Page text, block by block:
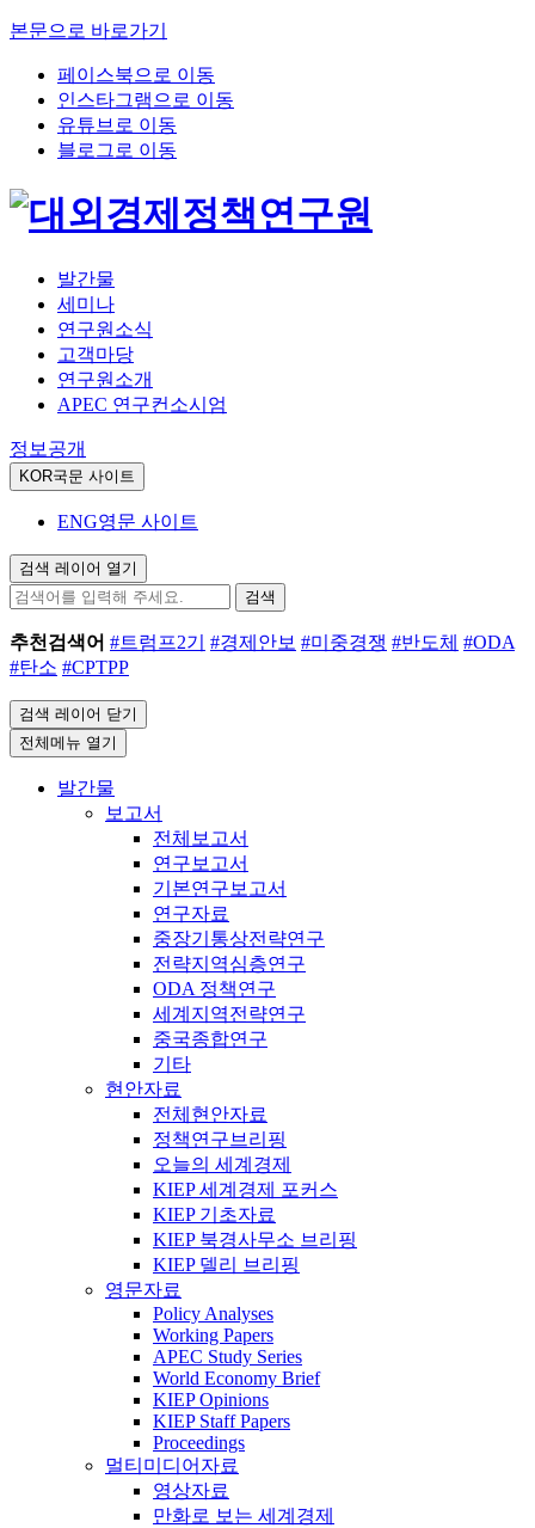
본문으로 바로가기
페이스북으로 이동
인스타그램으로 이동
유튜브로 이동
블로그로 이동
발간물
세미나
연구원소식
고객마당
연구원소개
APEC 연구컨소시엄
정보공개
KOR국문 사이트
ENG영문 사이트
검색 레이어 열기
검색
추천검색어 #트럼프2기 #경제안보 #미중경쟁 #반도체 #ODA
#탄소 #CPTPP
검색 레이어 닫기
전체메뉴 열기
발간물
보고서
전체보고서
연구보고서
기본연구보고서
연구자료
중장기통상전략연구
전략지역심층연구
ODA 정책연구
세계지역전략연구
중국종합연구
기타
현안자료
전체현안자료
정책연구브리핑
오늘의 세계경제
KIEP 세계경제 포커스
KIEP 기초자료
KIEP 북경사무소 브리핑
KIEP 델리 브리핑
영문자료
Policy Analyses
Working Papers
APEC Study Series
World Economy Brief
KIEP Opinions
KIEP Staff Papers
Proceedings
멀티미디어자료
영상자료
만화로 보는 세계경제